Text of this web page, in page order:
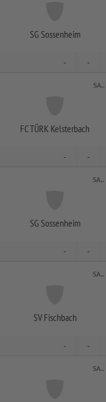
SG Sossenheim
- -
SA..
FC TÜRK Kelsterbach
- -
SA..
SG Sossenheim
- -
SA..
SV Fischbach
- -
SA..